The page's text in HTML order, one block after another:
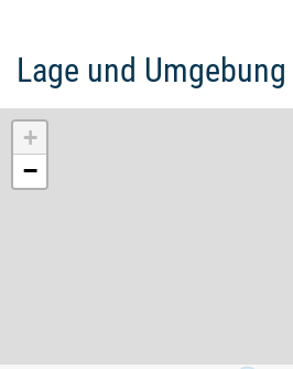
Lage und Umgebung
+
−